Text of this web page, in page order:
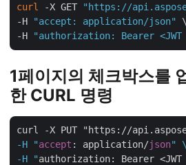
curl -X GET
"https://
-H
"accept: application/json"
\
-H
"authorization: Bearer <JWT
1페이지의 체크박스를
한 CURL 명령
curl -X PUT "https://
-H "accept : application/json" \
-H "authorization: Bearer <JWT